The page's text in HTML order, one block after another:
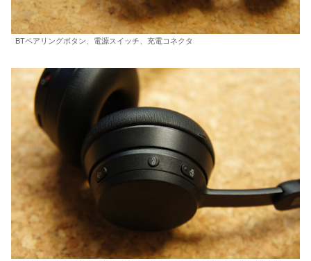
BTペアリングボタン、電源スイッチ、充電コネクタ